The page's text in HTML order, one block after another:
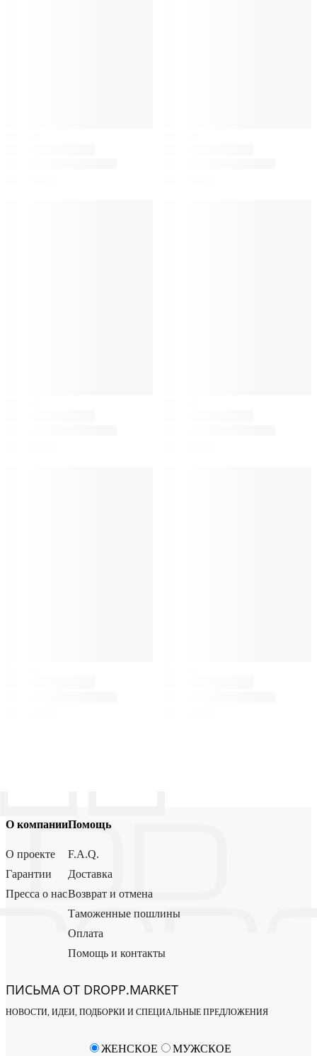
О компании
О проекте
Гарантии
Пресса о нас
Помощь
F.A.Q.
Доставка
Возврат и отмена
Таможенные пошлины
Оплата
Помощь и контакты
ПИСЬМА ОТ DROPP.MARKET
НОВОСТИ, ИДЕИ, ПОДБОРКИ И СПЕЦИАЛЬНЫЕ ПРЕДЛОЖЕНИЯ
ЖЕНСКОЕ МУЖСКОЕ